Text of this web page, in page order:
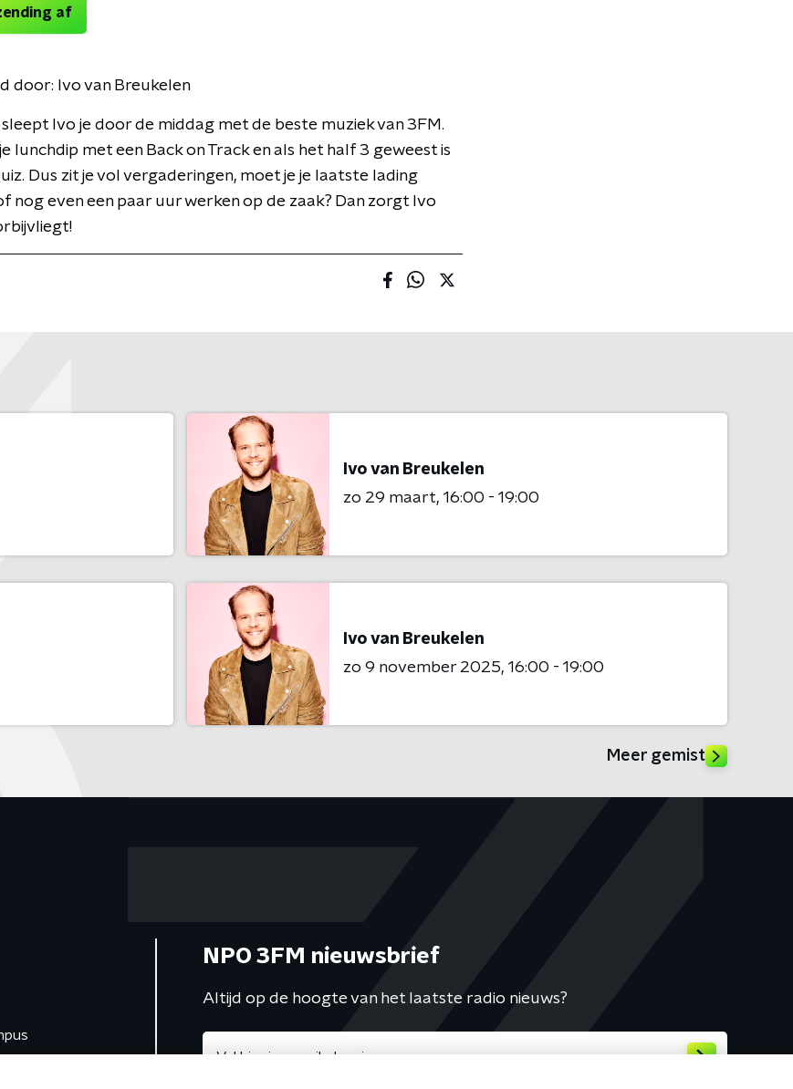
af
door: Ivo van Breukelen
Ivo je door de middag met de beste muziek van 3FM.
lunchdip met een Back on Track en als het half 3 geweest is
Dus zit je vol vergaderingen, moet je je laatste lading
nog even een paar uur werken op de zaak? Dan zorgt Ivo
Ivo van Breukelen
zo 29 maart 16:00 - 19:00
Ivo van Breukelen
zo 9 november 2025 16:00 - 19:00
Meer gemist
NPO 3FM nieuwsbrief
Altijd op de hoogte van het laatste radio nieuws?